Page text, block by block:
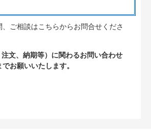
ご相談はこちらからお問合せくださ
文、納期等）に関わるお問い合わせ
でお願いいたします。